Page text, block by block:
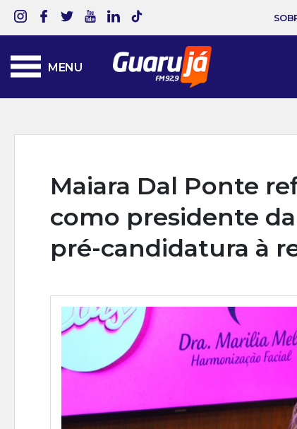
MENU
Maiara Dal Ponte
como presidente
pré-candidatura à